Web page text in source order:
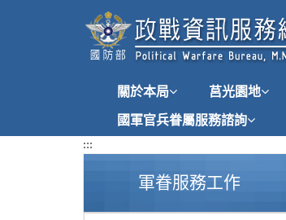
關於本局 莒光園地
國軍官兵眷屬服務諮詢
:::
軍眷服務工作